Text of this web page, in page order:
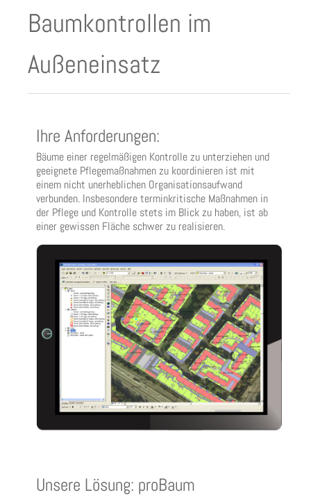
Baumkontrollen im
Außeneinsatz
Ihre Anforderungen:
Bäume einer regelmäßigen Kontrolle zu unterziehen und
geeignete Pflegemaßnahmen zu koordinieren ist mit
einem nicht unerheblichen Organisationsaufwand
verbunden. Insbesondere terminkritische Maßnahmen in
der Pflege und Kontrolle stets im Blick zu haben, ist ab
einer gewissen Fläche schwer zu realisieren.
Unsere Lösung: proBaum